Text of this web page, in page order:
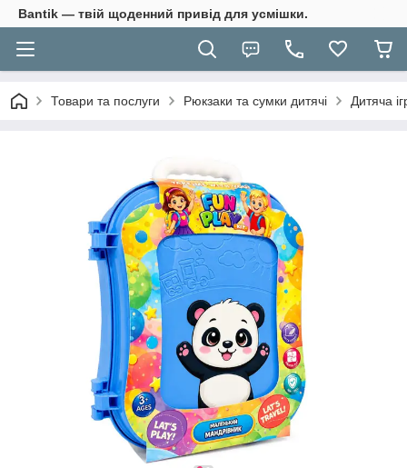
Bantik — твій щоденний привід для усмішки.
Товари та послуги Рюкзаки та сумки дитячі Дитяча